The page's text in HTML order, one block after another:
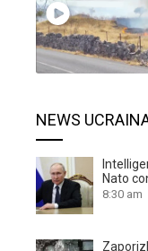
NEWS
Nato
8:30 am